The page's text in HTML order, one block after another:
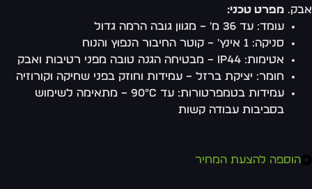
מפרט טכני:
עומד: עד 36 מ' – מגוון גובה הרמה גדול
סניקה: 1 אינץ' – קוטר החיבור הנפוץ והנוח
אטימות: IP44 – מבטיחה הגנה טובה מפני רטיבות ואבק
חומר: יציקת ברזל – עמידות וחוזק בפני שחיקה וקורוזיה
עמידות בטמפרטורות: עד 90°C – מתאימה לשימוש
בסביבות עבודה קשות
הוספה להצעת המחיר